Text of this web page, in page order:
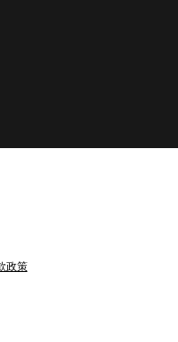
政策